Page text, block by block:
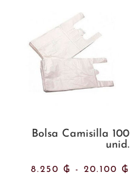
Bolsa Camisilla 100
unid.
8.250 ₲ - 20.100 ₲